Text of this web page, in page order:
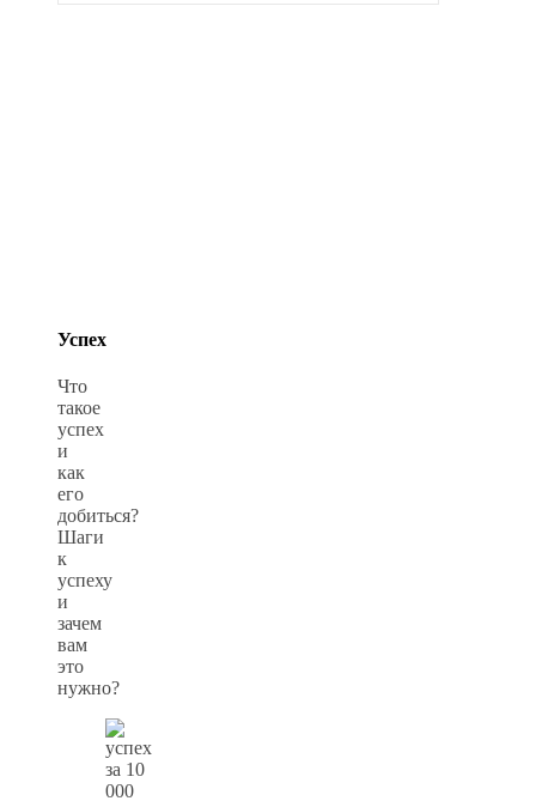
Успех
Что
такое
успех
и
как
его
добиться?
Шаги
к
успеху
и
зачем
вам
это
нужно?